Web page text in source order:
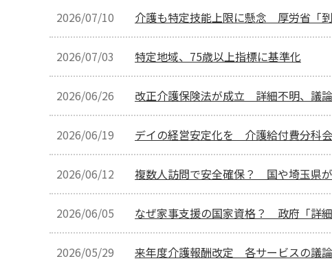
2026/07/10 介護も特定技能上限に懸念 厚労省「到
2026/07/03 特定地域、75歳以上指標に基準化
2026/06/26 改正介護保険法が成立 詳細不明、議
2026/06/19 デイの経営安定化を 介護給付費分科会
2026/06/12 複数人訪問で安全確保？ 国や埼玉県
2026/06/05 なぜ家事支援の国家資格？ 政府「詳細
2026/05/29 来年度介護報酬改定 各サービスの議